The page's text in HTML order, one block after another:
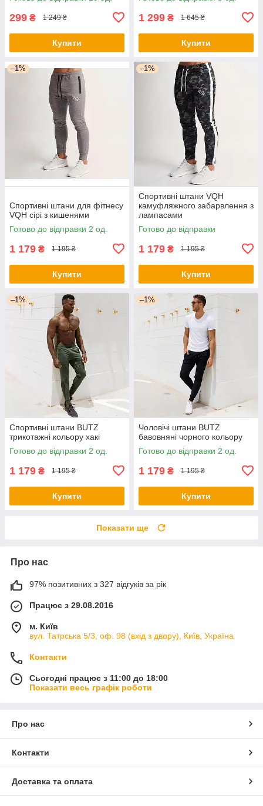
299 ₴ 1 249 ₴
Купити
1 299 ₴ 1 645 ₴
Купити
–1%
Спортивні штани для фітнесу
VQH сірі з кишенями
Готово до відправки 2 од.
1 179 ₴ 1 195 ₴
Купити
–1%
Спортивні штани VQH
камуфляжного забарвлення з
лампасами
Готово до відправки
1 179 ₴ 1 195 ₴
Купити
–1%
Спортивні штани BUTZ
трикотажні кольору хакі
Готово до відправки 2 од.
1 179 ₴ 1 195 ₴
Купити
–1%
Чоловічі штани BUTZ
бавовняні чорного кольору
Готово до відправки 2 од.
1 179 ₴ 1 195 ₴
Купити
Показати ще
Про нас
97% позитивних з 327 відгуків за рік
Працює з 29.08.2016
м. Київ
вул. Татрська 5/3, оф. 98 (вхід з двору), Київ, Україна
Контакти
Сьогодні працює з 11:00 до 18:00
Показати весь графік роботи
Про нас
Контакти
Доставка та оплата